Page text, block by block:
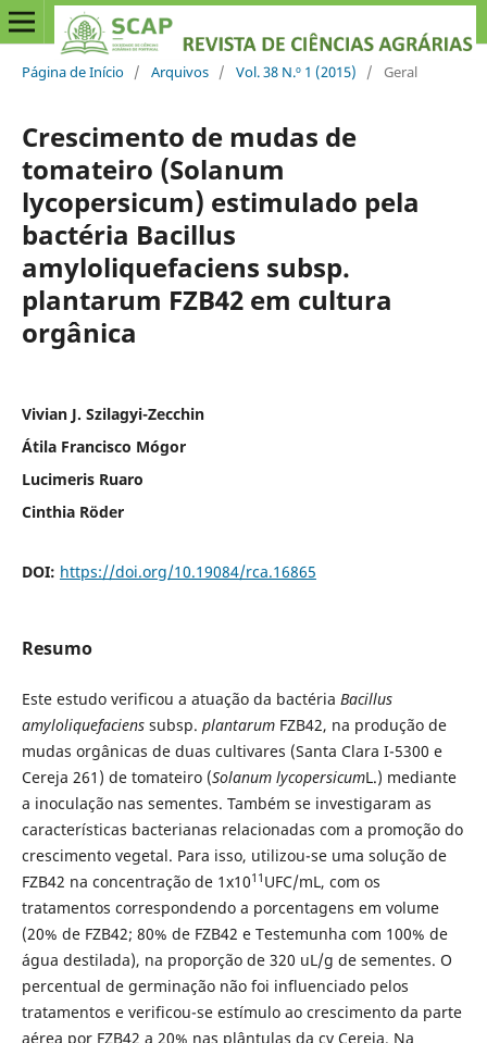
Página de Início / Arquivos / Vol. 38 N.º 1 (2015) / Geral
Crescimento de mudas de
tomateiro (Solanum
lycopersicum) estimulado pela
bactéria Bacillus
amyloliquefaciens subsp.
plantarum FZB42 em cultura
orgânica
Vivian J. Szilagyi-Zecchin
Átila Francisco Mógor
Lucimeris Ruaro
Cinthia Röder
DOI: https://doi.org/10.19084/rca.16865
Resumo
Este estudo verificou a atuação da bactéria Bacillus
amyloliquefacienssubsp. plantarumFZB42, na produção de
mudas orgânicas de duas cultivares (Santa Clara I-5300 e
Cereja 261) de tomateiro (Solanum lycopersicumL.) mediante
a inoculação nas sementes. Também se investigaram as
características bacterianas relacionadas com a promoção do
crescimento vegetal. Para isso, utilizou-se uma solução de
FZB42 na concentração de 1x1011 UFC/mL, com os
tratamentos correspondendo a porcentagens em volume
(20% de FZB42; 80% de FZB42 e Testemunha com 100% de
água destilada), na proporção de 320 uL/g de sementes. O
percentual de germinação não foi influenciado pelos
tratamentos e verificou-se estímulo ao crescimento da parte
aérea por FZB42 a 20% nas plântulas da cv Cereja. Na